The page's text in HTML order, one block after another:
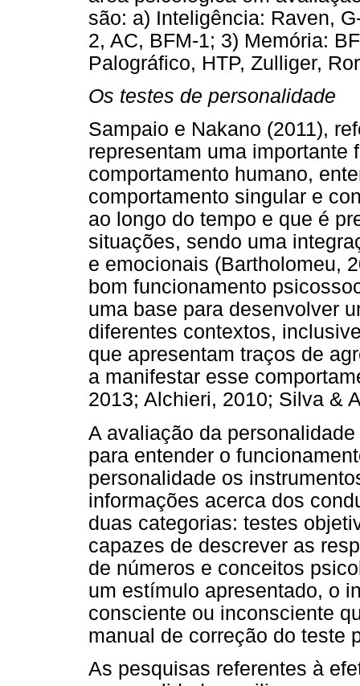
são: a) Inteligência: Raven,
2, AC, BFM-1; 3) Memória:
Palográfico, HTP, Zulliger,
Os testes de personalidade
Sampaio e Nakano (2011),
representam uma importante
comportamento humano,
comportamento singular e
ao longo do tempo e que é
situações, sendo uma
e emocionais (Bartholomeu,
bom funcionamento
uma base para desenvolver
diferentes contextos,
que apresentam traços de
a manifestar esse
2013; Alchieri, 2010; Silva &
A avaliação da
para entender o
personalidade os
informações acerca dos
duas categorias: testes
capazes de descrever as
de números e conceitos
um estímulo apresentado, o
consciente ou inconsciente
manual de correção do teste
As pesquisas referentes à